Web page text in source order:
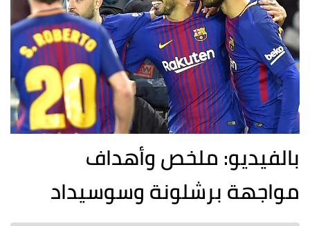
بالفيديو: ملخص وأهداف
مواجهة برشلونة وسوسيداد